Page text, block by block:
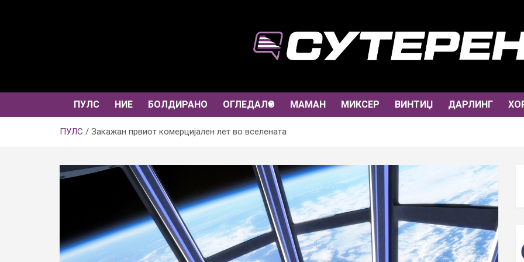
ПУЛС НИЕ БОЛДИРАНО ОГЛЕДАЛО МАМАН МИКСЕР ВИНТИЏ ДАРЛИНГ
ПУЛС Закажан првиот комерцијален лет во вселената